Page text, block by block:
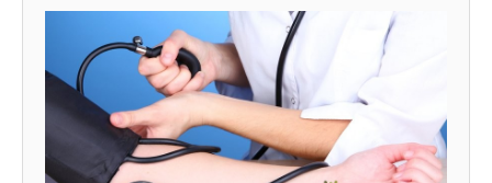
Телефон:
Мобильный:
Факс:
E-mail: admin@medvestnic.ru
Форма обратной связи